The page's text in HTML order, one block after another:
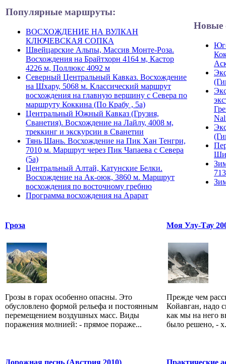
Популярные маршруты:
ВОСХОЖДЕНИЕ НА ВУЛКАН
КЛЮЧЕВСКАЯ СОПКА
Швейцарские Альпы, Массив Монте-Роза.
Восхождения на Брайтхорн 4164 м, Кастор
4226 м, Поллюкс 4092 м
Северный Центральный Кавказ. Восхождение
на Шхару, 5068 м. Классический маршрут
восхождения на главную вершину с Севера по
маршруту Коккина (По Крабу , 5а)
Центральный Южный Кавказ (Грузия,
Сванетия). Восхождение на Лайлу, 4008 м,
треккинг и экскурсии в Сванетии
Тянь Шань. Восхождение на Пик Хан Тенгри,
7010 м. Маршрут через Пик Чапаева с Севера
(5а)
Центральный Алтай, Катунские Белки.
Восхождение на Ак-оюк, 3860 м. Маршрут
восхождения по восточному гребню
Программа восхождения на Арарат
Новые
Гроза
Грозы в горах особенно опасны. Это
обусловлено формой рельефа и постоянным
перемещением воздушных масс. Виды
поражения молнией: - прямое пораже...
Моя Улу-Тау
Прежде чем
Койавган, надо
как мы на него
было решено, -